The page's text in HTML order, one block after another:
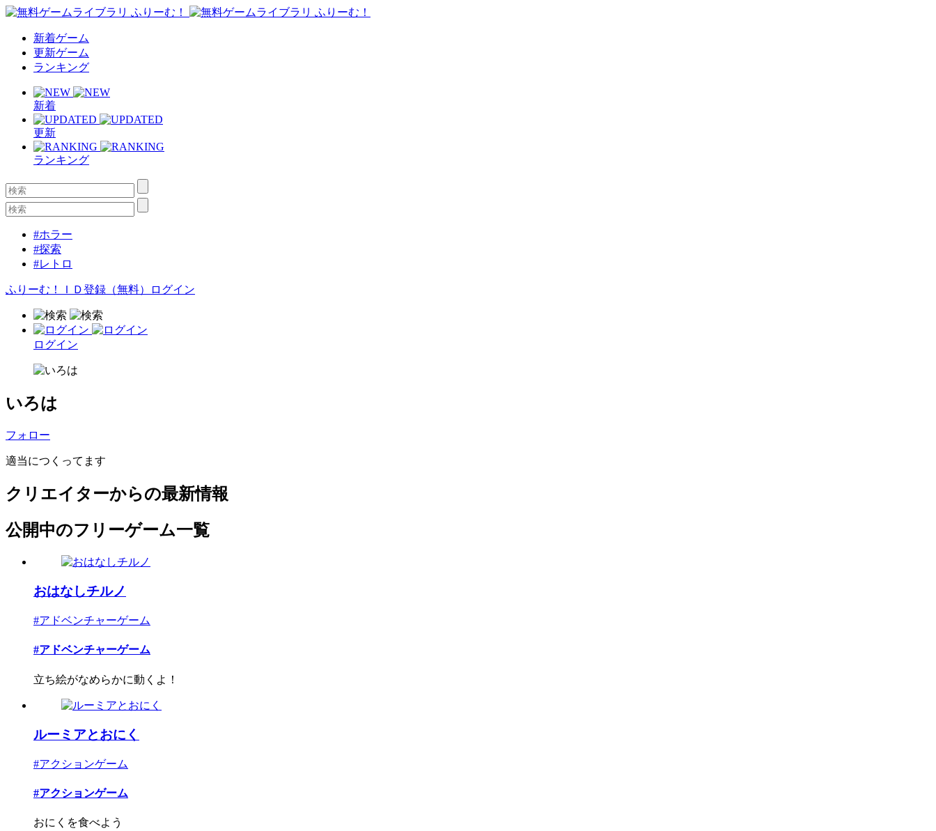
新着ゲーム
更新ゲーム
ランキング
新着
更新
ランキング
#ホラー
#探索
#レトロ
ふりーむ！ＩＤ登録（無料） ログイン
ログイン
いろは
フォロー
適当につくってます
クリエイターからの最新情報
公開中のフリーゲーム一覧
おはなしチルノ
#アドベンチャーゲーム
#アドベンチャーゲーム
立ち絵がなめらかに動くよ！
ルーミアとおにく
#アクションゲーム
#アクションゲーム
おにくを食べよう